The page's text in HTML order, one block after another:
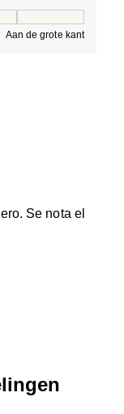
Aan de grote kant
Se nota el